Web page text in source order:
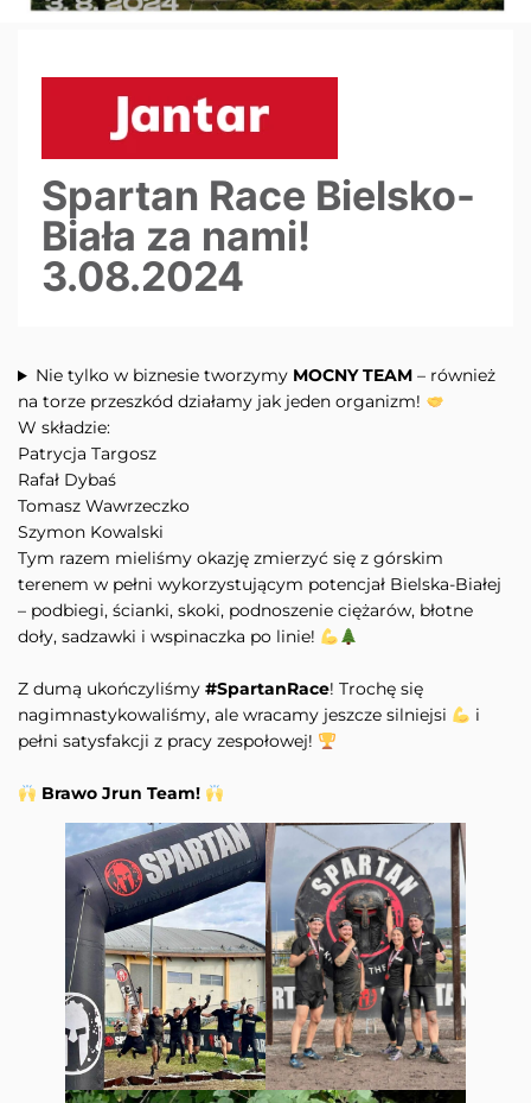
Spartan Race Bielsko-
Biała za nami!
3.08.2024
Nie tylko w biznesie tworzymy MOCNY TEAM– również
na torze przeszkód działamy jak jeden organizm!
W składzie:
Patrycja Targosz
Rafał Dybaś
Tomasz Wawrzeczko
Szymon Kowalski
Tym razem mieliśmy okazję zmierzyć się z górskim
terenem w pełni wykorzystującym potencjał Bielska-Białej
– podbiegi, ścianki, skoki, podnoszenie ciężarów, błotne
doły, sadzawki i wspinaczka po linie!
Z dumą ukończyliśmy #SpartanRace! Trochę się
nagimnastykowaliśmy, ale wracamy jeszcze silniejsi
i
pełni satysfakcji z pracy zespołowej!
Brawo Jrun Team!